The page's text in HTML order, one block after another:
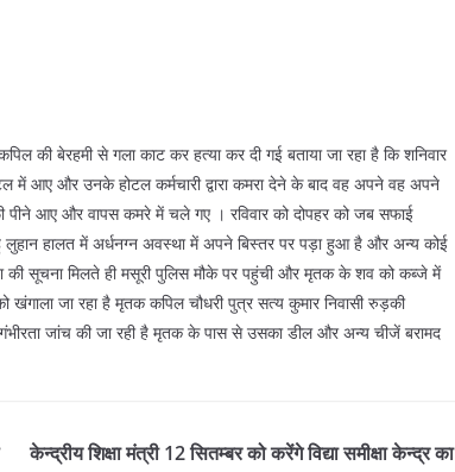
की बेरहमी से गला काट कर हत्या कर दी गई बताया जा रहा है कि शनिवार
में आए और उनके होटल कर्मचारी द्वारा कमरा देने के बाद वह अपने वह अपने
पीने आए और वापस कमरे में चले गए । रविवार को दोपहर को जब सफाई
हालत में अर्धनग्न अवस्था में अपने बिस्तर पर पड़ा हुआ है और अन्य कोई
सूचना मिलते ही मसूरी पुलिस मौके पर पहुंची और मृतक के शव को कब्जे में
जा रहा है मृतक कपिल चौधरी पुत्र सत्य कुमार निवासी रुड़की
जांच की जा रही है मृतक के पास से उसका डील और अन्य चीजें बरामद
केन्द्रीय शिक्षा मंत्री 12 सितम्बर को करेंगे विद्या समीक्षा केन्द्र का